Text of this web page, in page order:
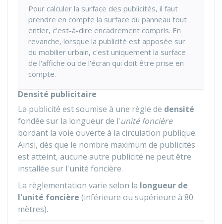
Pour calculer la surface des publicités, il faut
prendre en compte la surface du panneau tout
entier, c'est-à-dire encadrement compris. En
revanche, lorsque la publicité est apposée sur
du mobilier urbain, c'est uniquement la surface
de l'affiche ou de l'écran qui doit être prise en
compte.
Densité publicitaire
La publicité est soumise à une règle de densité
fondée sur la longueur de l'unité foncière
bordant la voie ouverte à la circulation publique.
Ainsi, dès que le nombre maximum de publicités
est atteint, aucune autre publicité ne peut être
installée sur l'unité foncière.
La règlementation varie selon la longueur de
l'unité foncière (inférieure ou supérieure à 80
mètres).